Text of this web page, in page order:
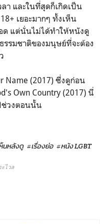
า และในที่สุดก็เกิดเป็น
เยอะมากๆ ทั้งเห็น
ด แต่นั่นไม่ได้ทำให้หนังดู
ธรรมชาติของมนุษย์ที่จะต้อง
Name (2017) ซึ่งดูก่อน
Own Country (2017) นี่
ช่วงตอนนั้น
นหลังดู #เรื่องย่อ #หนัง LGBT
ไวล